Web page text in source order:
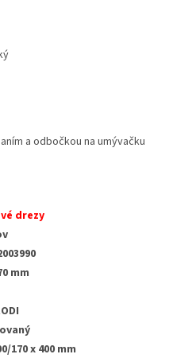
a odbočkou na umývačku
drezy
mm
170 x 400 mm